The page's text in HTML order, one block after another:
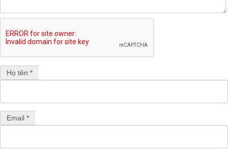
Họ tên *
Email *